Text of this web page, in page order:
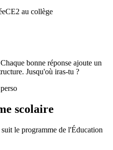
CE2 au collège
bonne réponse ajoute un
Jusqu'où iras-tu ?
scolaire
le programme de l'Éducation